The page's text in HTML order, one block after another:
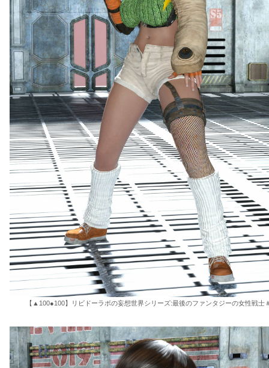
【▲100●100】リビドーラボの妄想世界シリーズ:最後のファンタジーの女性戦士